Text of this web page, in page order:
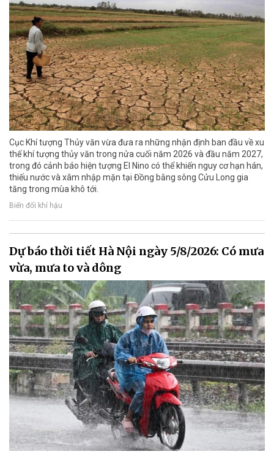
Cục Khí tượng Thủy văn vừa đưa ra những nhận định ban đầu về xu
thế khí tượng thủy văn trong nửa cuối năm 2026 và đầu năm 2027,
trong đó cảnh báo hiện tượng El Nino có thể khiến nguy cơ hạn hán,
thiếu nước và xâm nhập mặn tại Đồng bằng sông Cửu Long gia
tăng trong mùa khô tới.
Biến đổi khí hậu
Dự báo thời tiết Hà Nội ngày 5/8/2026: Có mưa
vừa, mưa to và dông